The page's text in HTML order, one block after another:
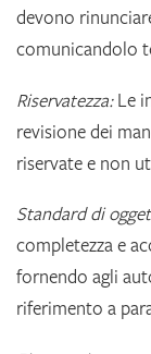
devono
comunicandolo
Riservatezza:Le
revisione dei
riservate e non
Standard di
completezza e
fornendo agli
riferimento a